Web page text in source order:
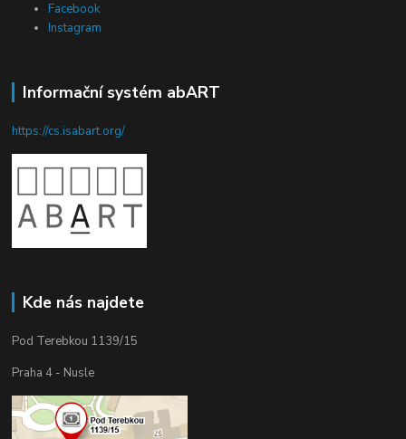
Facebook
Instagram
Informační systém abART
https://cs.isabart.org/
Kde nás najdete
Pod Terebkou 1139/15
Praha 4 - Nusle